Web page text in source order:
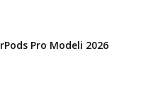
Pro Modeli 2026